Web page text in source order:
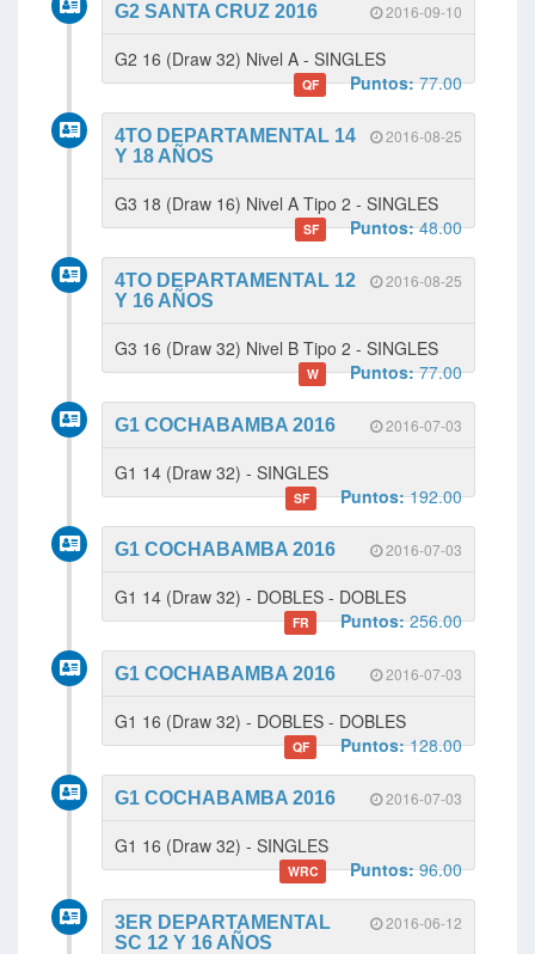
2016-09-10
G2 SANTA CRUZ 2016
G2 16 (Draw 32) Nivel A - SINGLES
QF Puntos:77.00
2016-08-25
4TO DEPARTAMENTAL 14
Y 18 AÑOS
G3 18 (Draw 16) Nivel A Tipo 2 - SINGLES
SF Puntos:48.00
2016-08-25
4TO DEPARTAMENTAL 12
Y 16 AÑOS
G3 16 (Draw 32) Nivel B Tipo 2 - SINGLES
W Puntos:77.00
2016-07-03
G1 COCHABAMBA 2016
G1 14 (Draw 32) - SINGLES
SF Puntos:192.00
2016-07-03
G1 COCHABAMBA 2016
G1 14 (Draw 32) - DOBLES - DOBLES
FR Puntos:256.00
2016-07-03
G1 COCHABAMBA 2016
G1 16 (Draw 32) - DOBLES - DOBLES
QF Puntos:128.00
2016-07-03
G1 COCHABAMBA 2016
G1 16 (Draw 32) - SINGLES
WRC Puntos:96.00
2016-06-12
3ER DEPARTAMENTAL
SC 12 Y 16 AÑOS